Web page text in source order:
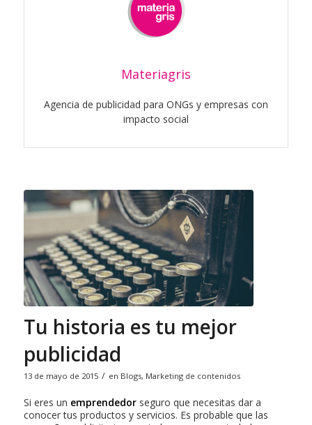
Materiagris
Agencia de publicidad para ONGs y empresas con
impacto social
Tu historia es tu mejor
publicidad
13 de mayo de 2015 / en Blogs, Marketing de contenidos
Si eres un emprendedorseguro que necesitas dar a
conocer tus productos y servicios. Es probable que las